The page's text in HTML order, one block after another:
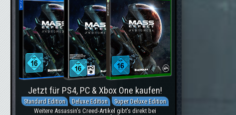
Jetzt für PS4, PC & Xbox One kaufen!
Standard Edition Deluxe Edition
Super Deluxe Edition
Weitere Assassin's Creed-Artikel gibt's direkt bei